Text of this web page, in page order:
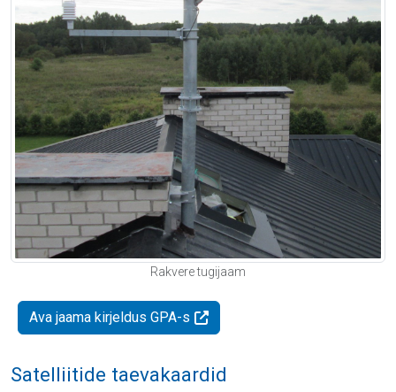
Rakvere tugijaam
Ava jaama kirjeldus GPA-s
Satelliitide taevakaardid